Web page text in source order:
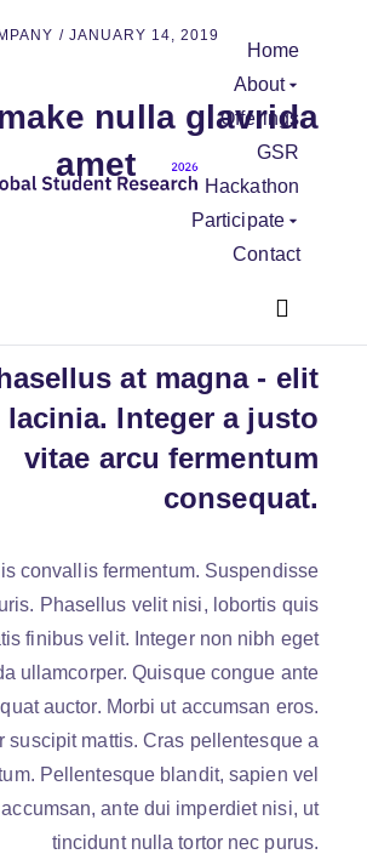
Home
About
Offerings
GSR
Hackathon
Participate
Contact
/ JANUARY 14, 2019
nulla glavrida
amet
at magna - elit
Integer a justo
vitae arcu fermentum
consequat.
convallis fermentum. Suspendisse
Phasellus velit nisi, lobortis quis
finibus velit. Integer non nibh eget
ullamcorper. Quisque congue ante
auctor. Morbi ut accumsan eros.
suscipit mattis. Cras pellentesque a
Pellentesque blandit, sapien vel
ante dui imperdiet nisi, ut
tincidunt nulla tortor nec purus.